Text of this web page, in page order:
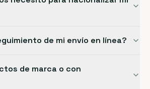
de mi envío en línea?
de marca o con